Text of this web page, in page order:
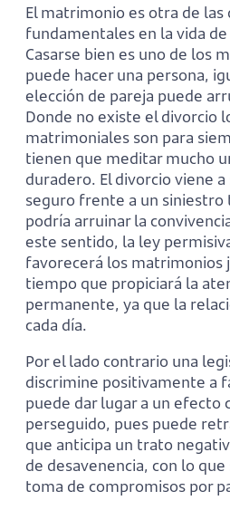
El matrimonio es otra de las
fundamentales en la vida
Casarse bien es uno de los
puede hacer una persona,
elección de pareja puede
Donde no existe el divorcio
matrimoniales son para
tienen que meditar mucho
duradero. El divorcio viene
seguro frente a un siniestro
podría arruinar la
este sentido, la ley
favorecerá los matrimonios
tiempo que propiciará la
permanente, ya que la
cada día.
Por el lado contrario una
discrimine positivamente a
puede dar lugar a un efecto
perseguido, pues puede
que anticipa un trato
de desavenencia, con lo
toma de compromisos por